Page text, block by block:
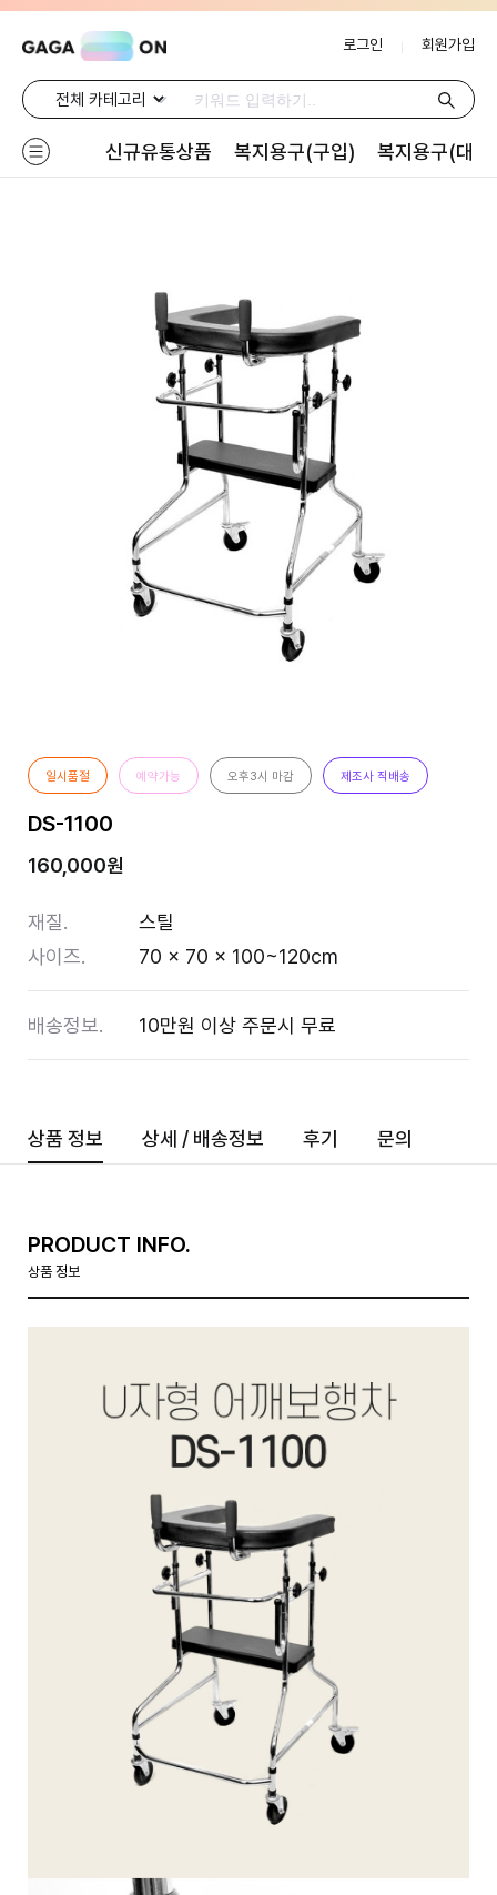
로그인 회원가입
신규유통상품 복지용구(구입) 복지용구(대여)
일시품절 예약가능 오후3시 마감 제조사 직배송
DS-1100
160,000원
재질.
스틸
사이즈.
70 x 70 x 100~120cm
배송정보. 10만원 이상 주문시 무료
상품 정보 상세 / 배송정보 후기 문의
PRODUCT INFO.
상품 정보